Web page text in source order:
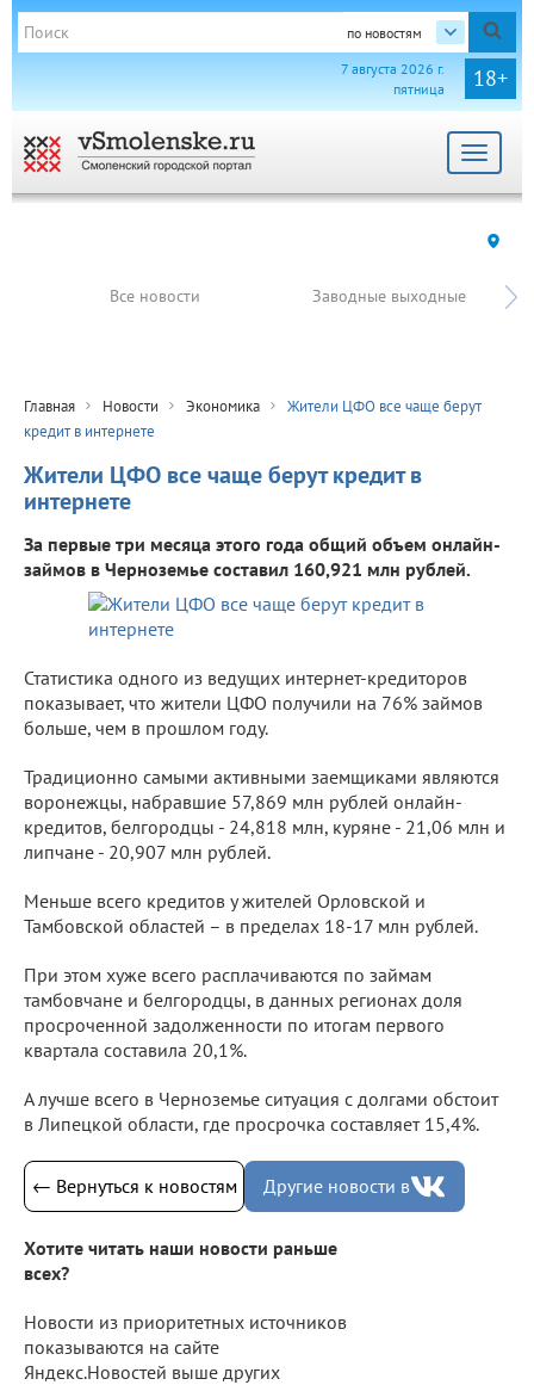
по новостям
18+
7 августа 2026 г.
пятница
Toggle
Все новости Заводные выходные
Главная Новости Экономика
Жители ЦФО все чаще берут
кредит в интернете
Жители ЦФО все чаще берут кредит в
интернете
За первые три месяца этого года общий объем онлайн-
займов в Черноземье составил 160,921 млн рублей.
Статистика одного из ведущих интернет-кредиторов
показывает, что жители ЦФО получили на 76% займов
больше, чем в прошлом году.
Традиционно самыми активными заемщиками являются
воронежцы, набравшие 57,869 млн рублей онлайн-
кредитов, белгородцы - 24,818 млн, куряне - 21,06 млн и
липчане - 20,907 млн рублей.
Меньше всего кредитов у жителей Орловской и
Тамбовской областей – в пределах 18-17 млн рублей.
При этом хуже всего расплачиваются по займам
тамбовчане и белгородцы, в данных регионах доля
просроченной задолженности по итогам первого
квартала составила 20,1%.
А лучше всего в Черноземье ситуация с долгами обстоит
в Липецкой области, где просрочка составляет 15,4%.
← Вернуться к новостям Другие новости в
Хотите читать наши новости раньше
всех?
Новости из приоритетных источников
показываются на сайте
Яндекс.Новостей выше других